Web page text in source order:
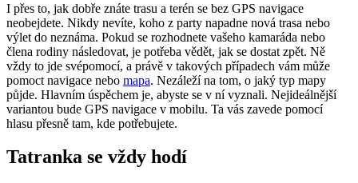
I přes to, jak dobře znáte trasu a terén se bez GPS navigace
neobejdete. Nikdy nevíte, koho z party napadne nová trasa nebo
výlet do neznáma. Pokud se rozhodnete vašeho kamaráda nebo
člena rodiny následovat, je potřeba vědět, jak se dostat zpět. Ně
vždy to jde svépomocí, a právě v takových případech vám může
pomoct navigace nebo mapa. Nezáleží na tom, o jaký typ mapy
půjde. Hlavním úspěchem je, abyste se v ní vyznali. Nejideálnější
variantou bude GPS navigace v mobilu. Ta vás zavede pomocí
hlasu přesně tam, kde potřebujete.
Tatranka se vždy hodí